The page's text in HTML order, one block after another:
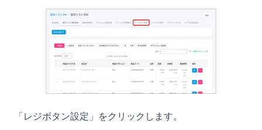
「レジボタン設定」をクリックします。